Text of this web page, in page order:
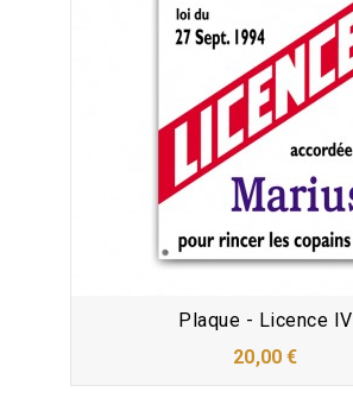
Plaque - Licence IV
20,00 €